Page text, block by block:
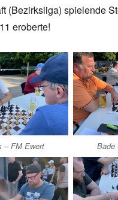
(Bezirksliga) spielende
eroberte!
– FM Ewert Bade